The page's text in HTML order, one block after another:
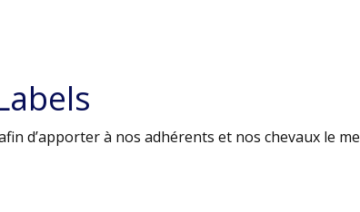
d’apporter à nos adhérents et nos chevaux le